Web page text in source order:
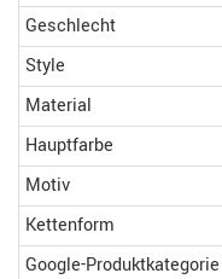
Geschlecht
Style
Material
Hauptfarbe
Motiv
Kettenform
Google-Produktkategorie